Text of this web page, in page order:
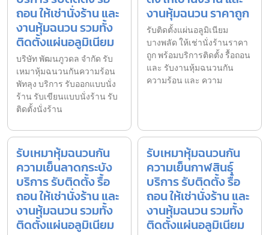
ถอน ให้เช่านั่งร้าน และ
งานหุ้มฉนวน รวมทั้ง
ติดตั้งแผ่นอลูมิเนียม
บริษัท พัฒนภูวดล จำกัด รับ
เหมาหุ้มฉนวนกันความร้อน
พัทลุง บริการ รับออกแบบนั่ง
ร้าน รับเขียนแบบนั่งร้าน รับ
ติดตั้งนั่งร้าน
งานหุ้มฉนวน ราคาถูก
รับติดตั้งแผ่นอลูมิเนียม
บางพลัด ให้เช่านั่งร้านราคา
ถูก พร้อมบริการติดตั้ง รื้อถอน
และ รับงานหุ้มฉนวนกัน
ความร้อน และ ความ
รับเหมาหุ้มฉนวนกัน
ความเย็นลาดกระบัง
บริการ รับติดตั้ง รื้อ
ถอน ให้เช่านั่งร้าน และ
งานหุ้มฉนวน รวมทั้ง
ติดตั้งแผ่นอลูมิเนียม
รับเหมาหุ้มฉนวนกัน
ความเย็นกาฬสินธุ์
บริการ รับติดตั้ง รื้อ
ถอน ให้เช่านั่งร้าน และ
งานหุ้มฉนวน รวมทั้ง
ติดตั้งแผ่นอลูมิเนียม